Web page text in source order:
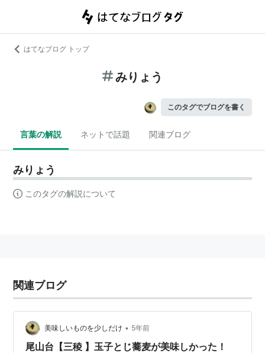
はてなブログ トップ
みりょう
このタグでブログを書く
言葉の解説 ネットで話題 関連ブログ
みりょう
このタグの解説について
関連ブログ
美味しいものを少しだけ • 5年前
尾山台【三稜 】玉子とじ蕎麦が美味しかった！